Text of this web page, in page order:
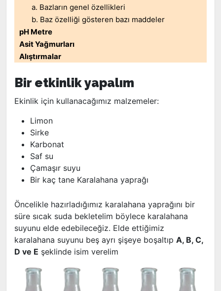
a. Bazların genel özellikleri
b. Baz özelliği gösteren bazı maddeler
pH Metre
Asit Yağmurları
Alıştırmalar
Bir etkinlik yapalım
Ekinlik için kullanacağımız malzemeler:
Limon
Sirke
Karbonat
Saf su
Çamaşır suyu
Bir kaç tane Karalahana yaprağı
Öncelikle hazırladığımız karalahana yaprağını bir
süre sıcak suda bekletelim böylece karalahana
suyunu elde edebileceğiz. Elde ettiğimiz
karalahana suyunu beş ayrı şişeye boşaltıp A, B, C,
D ve E şeklinde isim verelim